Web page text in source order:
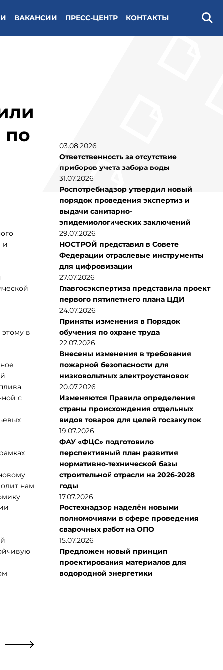
ВАКАНСИИ ПРЕСС-ЦЕНТР КОНТАКТЫ
по
и
в
с
нам
03.08.2026
Ответственность за отсутствие
приборов учета забора воды
31.07.2026
Роспотребнадзор утвердил новый
порядок проведения экспертиз и
выдачи санитарно-
эпидемиологических заключений
29.07.2026
НОСТРОЙ представил в Совете
Федерации отраслевые инструменты
для цифровизации
27.07.2026
Главгосэкспертиза представила проект
первого пятилетнего плана ЦДИ
24.07.2026
Приняты изменения в Порядок
обучения по охране труда
22.07.2026
Внесены изменения в требования
пожарной безопасности для
низковольтных электроустановок
20.07.2026
Изменяются Правила определения
страны происхождения отдельных
видов товаров для целей госзакупок
19.07.2026
ФАУ «ФЦС» подготовило
перспективный план развития
нормативно-технической базы
строительной отрасли на 2026-2028
годы
17.07.2026
Ростехнадзор наделён новыми
полномочиями в сфере проведения
сварочных работ на ОПО
15.07.2026
Предложен новый принцип
проектирования материалов для
водородной энергетики